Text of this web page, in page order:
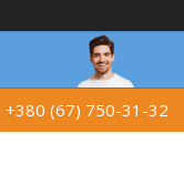
+380 (67) 750-31-32